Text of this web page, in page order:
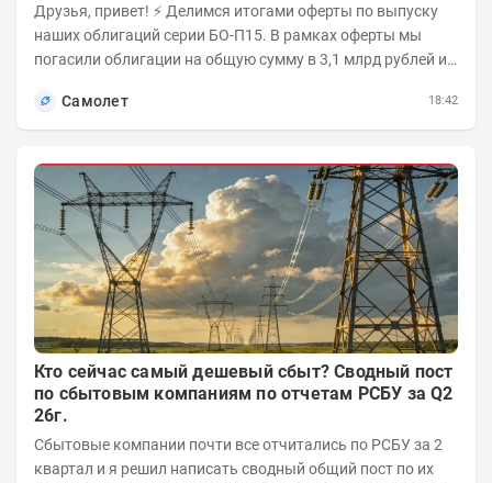
Друзья, привет! ⚡️ Делимся итогами оферты по выпуску
наших облигаций серии БО-П15. В рамках оферты мы
погасили облигации на общую сумму в 3,1 млрд рублей из
Самолет
18:42
Кто сейчас самый дешевый сбыт? Сводный пост
по сбытовым компаниям по отчетам РСБУ за Q2
26г.
Сбытовые компании почти все отчитались по РСБУ за 2
квартал и я решил написать сводный общий пост по их